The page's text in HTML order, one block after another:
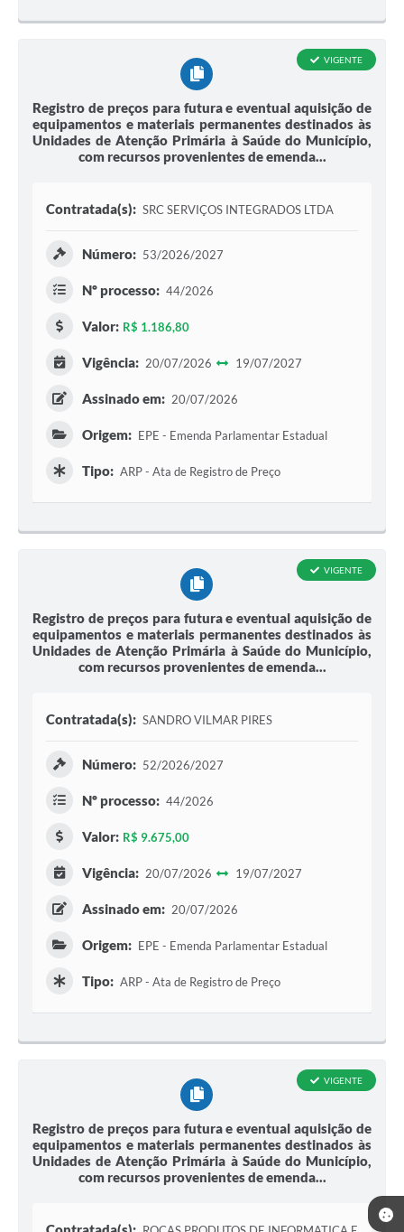
Registro de preços para futura e eventual aquisição de
equipamentos e materiais permanentes destinados às
Unidades de Atenção Primária à Saúde do Município,
com recursos provenientes de emenda...
VIGENTE
Contratada(s): SRC SERVIÇOS INTEGRADOS LTDA
Número: 53/2026/2027
Nº processo: 44/2026
Valor: R$ 1.186,80
Vigência: 20/07/2026 19/07/2027
Assinado em: 20/07/2026
Origem: EPE - Emenda Parlamentar Estadual
Tipo: ARP - Ata de Registro de Preço
Registro de preços para futura e eventual aquisição de
equipamentos e materiais permanentes destinados às
Unidades de Atenção Primária à Saúde do Município,
com recursos provenientes de emenda...
VIGENTE
Contratada(s): SANDRO VILMAR PIRES
Número: 52/2026/2027
Nº processo: 44/2026
Valor: R$ 9.675,00
Vigência: 20/07/2026 19/07/2027
Assinado em: 20/07/2026
Origem: EPE - Emenda Parlamentar Estadual
Tipo: ARP - Ata de Registro de Preço
Registro de preços para futura e eventual aquisição de
equipamentos e materiais permanentes destinados às
Unidades de Atenção Primária à Saúde do Município,
com recursos provenientes de emenda...
VIGENTE